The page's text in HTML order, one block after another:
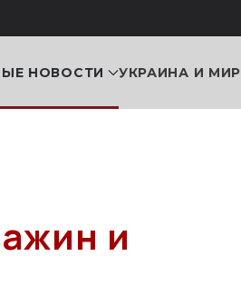
НОВОСТИ УКРАИНА И МИР
и